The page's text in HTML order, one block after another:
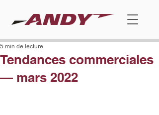
Tendances commerciales
— mars 2022
5 min de lecture